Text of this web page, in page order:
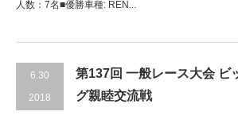
人数：7名■優勝車種: REN...
6.30
2018
第137回 一般レース大会 ビ
グ親睦交流戦